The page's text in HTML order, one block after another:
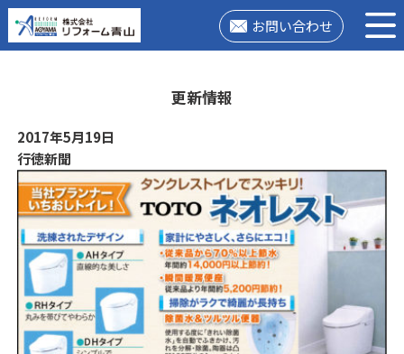
お問い合わせ
更新情報
2017年5月19日
行徳新聞